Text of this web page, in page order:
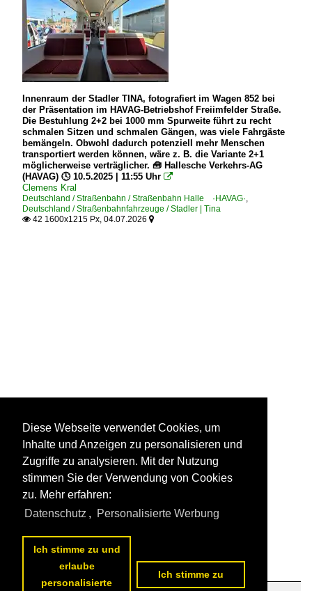
Innenraum der Stadler TINA, fotografiert im Wagen 852 bei
der Präsentation im HAVAG-Betriebshof Freiimfelder Straße.
Die Bestuhlung 2+2 bei 1000 mm Spurweite führt zu recht
schmalen Sitzen und schmalen Gängen, was viele Fahrgäste
bemängeln. Obwohl dadurch potenziell mehr Menschen
transportiert werden können, wäre z. B. die Variante 2+1
möglicherweise verträglicher. 🧰 Hallesche Verkehrs-AG
(HAVAG) 🕓 10.5.2025 | 11:55 Uhr 
Clemens Kral
Deutschland / Straßenbahn / Straßenbahn Halle ·HAVAG·,
Deutschland / Straßenbahnfahrzeuge / Stadler | Tina
 42 1600x1215 Px, 04.07.2026 
Diese Webseite verwendet Cookies, um
Inhalte und Anzeigen zu personalisieren und
Zugriffe zu analysieren. Mit der Nutzung
stimmen Sie der Verwendung von Cookies
zu. Mehr erfahren:
Datenschutz , Personalisierte Werbung
Ich stimme zu und
erlaube
personalisierte
Ich stimme zu